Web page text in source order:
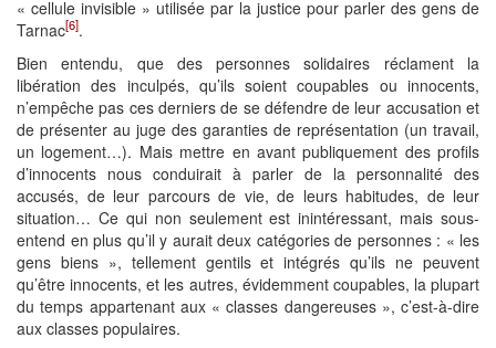
« cellule invisible » utilisée par la justice pour parler des gens de
Tarnac[6].
Bien entendu, que des personnes solidaires réclament la
libération des inculpés, qu’ils soient coupables ou innocents,
n’empêche pas ces derniers de se défendre de leur accusation et
de présenter au juge des garanties de représentation (un travail,
un logement…). Mais mettre en avant publiquement des profils
d’innocents nous conduirait à parler de la personnalité des
accusés, de leur parcours de vie, de leurs habitudes, de leur
situation… Ce qui non seulement est inintéressant, mais sous-
entend en plus qu’il y aurait deux catégories de personnes : « les
gens biens », tellement gentils et intégrés qu’ils ne peuvent
qu’être innocents, et les autres, évidemment coupables, la plupart
du temps appartenant aux « classes dangereuses », c’est-à-dire
aux classes populaires.